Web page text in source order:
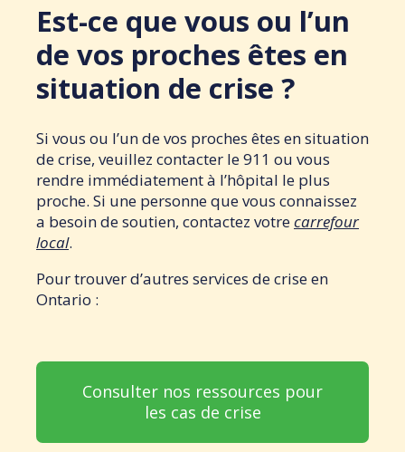
Est-ce que vous ou l’un
de vos proches êtes en
situation de crise ?
Si vous ou l’un de vos proches êtes en situation
de crise, veuillez contacter le 911 ou vous
rendre immédiatement à l’hôpital le plus
proche. Si une personne que vous connaissez
a besoin de soutien, contactez votrecarrefour
local.
Pour trouver d’autres services de crise en
Ontario :
Consulter nos ressources pour
les cas de crise